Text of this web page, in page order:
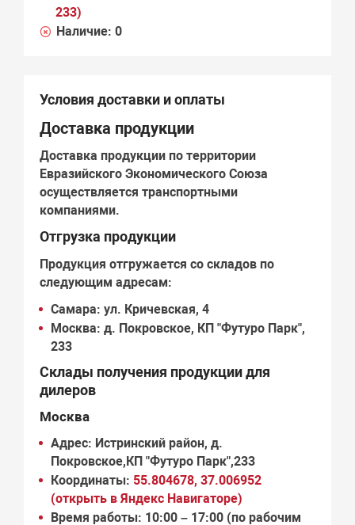
233)
Наличие:0
Условия доставки и оплаты
Доставка продукции
Доставка продукции по территории
Евразийского Экономического Союза
осуществляется транспортными
компаниями.
Отгрузка продукции
Продукция отгружается со складов по
следующим адресам:
Самара: ул. Кричевская, 4
Москва: д. Покровское, КП "Футуро Парк",
233
Склады получения продукции для
дилеров
Москва
Адрес: Истринский район, д.
Покровское,КП "Футуро Парк",233
Координаты: 55.804678, 37.006952
(открыть в Яндекс Навигаторе)
Время работы: 10:00 – 17:00 (по рабочим